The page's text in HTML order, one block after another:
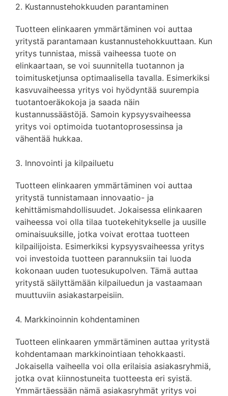
2. Kustannustehokkuuden parantaminen
Tuotteen elinkaaren ymmärtäminen voi auttaa
yritystä parantamaan kustannustehokkuuttaan. Kun
yritys tunnistaa, missä vaiheessa tuote on
elinkaartaan, se voi suunnitella tuotannon ja
toimitusketjunsa optimaalisella tavalla. Esimerkiksi
kasvuvaiheessa yritys voi hyödyntää suurempia
tuotantoeräkokoja ja saada näin
kustannussäästöjä. Samoin kypsyysvaiheessa
yritys voi optimoida tuotantoprosessinsa ja
vähentää hukkaa.
3. Innovointi ja kilpailuetu
Tuotteen elinkaaren ymmärtäminen voi auttaa
yritystä tunnistamaan innovaatio- ja
kehittämismahdollisuudet. Jokaisessa elinkaaren
vaiheessa voi olla tilaa tuotekehitykselle ja uusille
ominaisuuksille, jotka voivat erottaa tuotteen
kilpailijoista. Esimerkiksi kypsyysvaiheessa yritys
voi investoida tuotteen parannuksiin tai luoda
kokonaan uuden tuotesukupolven. Tämä auttaa
yritystä säilyttämään kilpailuedun ja vastaamaan
muuttuviin asiakastarpeisiin.
4. Markkinoinnin kohdentaminen
Tuotteen elinkaaren ymmärtäminen auttaa yritystä
kohdentamaan markkinointiaan tehokkaasti.
Jokaisella vaiheella voi olla erilaisia asiakasryhmiä,
jotka ovat kiinnostuneita tuotteesta eri syistä.
Ymmärtäessään nämä asiakasryhmät yritys voi